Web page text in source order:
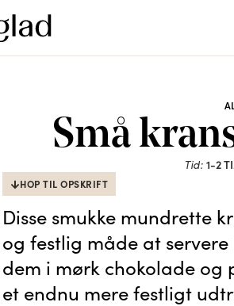
Små
Tid: 1-2
HOP TIL OPSKRIFT
Disse smukke mundrette
og festlig måde at
dem i mørk chokolade og
et endnu mere festligt